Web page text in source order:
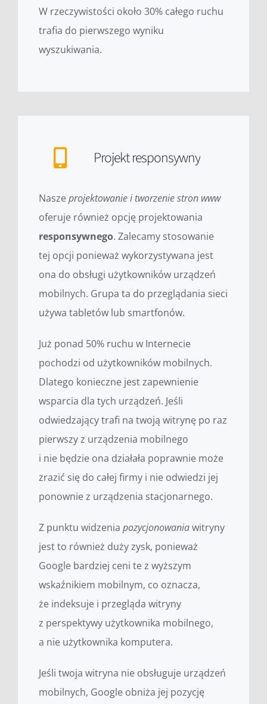
W rzeczywistości około 30% całego ruchu
trafia do pierwszego wyniku
wyszukiwania.
Projekt responsywny
Naszeprojektowanie i tworzenie stron www
oferuje również opcję projektowania
responsywnego. Zalecamy stosowanie
tej opcji ponieważ wykorzystywana jest
ona do obsługi użytkowników urządzeń
mobilnych. Grupa ta do przeglądania sieci
używa tabletów lub smartfonów.
Już ponad 50% ruchu w Internecie
pochodzi od użytkowników mobilnych.
Dlatego konieczne jest zapewnienie
wsparcia dla tych urządzeń. Jeśli
odwiedzający trafi na twoją witrynę po raz
pierwszy z urządzenia mobilnego
i nie będzie ona działała poprawnie może
zrazić się do całej firmy i nie odwiedzi jej
ponownie z urządzenia stacjonarnego.
Z punktu widzenia pozycjonowaniawitryny
jest to również duży zysk, ponieważ
Google bardziej ceni te z wyższym
wskaźnikiem mobilnym, co oznacza,
że indeksuje i przegląda witryny
z perspektywy użytkownika mobilnego,
a nie użytkownika komputera.
Jeśli twoja witryna nie obsługuje urządzeń
mobilnych, Google obniża jej pozycję